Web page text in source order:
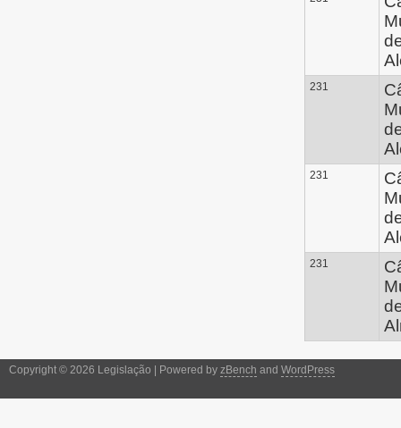
231
231
231
Copyright © 2026 Legislação | Powered by zBench and WordPress